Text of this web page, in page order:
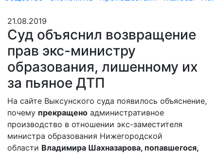
21.08.2019
Суд объяснил возвращение
прав экс-министру
образования, лишенному их
за пьяное ДТП
На сайте Выксунского суда появилось объяснение,
почему прекращено административное
производство в отношении экс-заместителя
министра образования Нижегородской
области Владимира Шахназарова, попавшегося,